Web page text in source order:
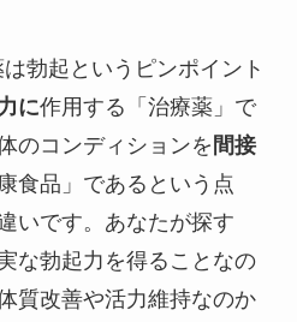
勃起というピンポイント
に作用する「治療薬」で
のコンディションを 間接
食品」であるという点
いです。あなたが探す
な勃起力を得ることなの
質改善や活力維持なのか